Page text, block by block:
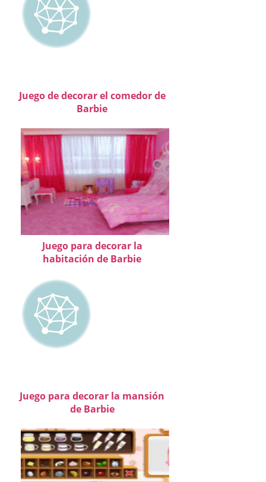
Juego de decorar el comedor de
Barbie
Juego para decorar la
habitación de Barbie
Juego para decorar la mansión
de Barbie